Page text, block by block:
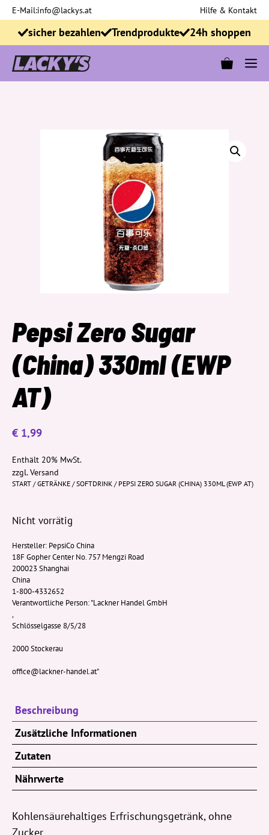
Zum
Inhalt
springen
E-Mail:info@lackys.at Hilfe & Kontakt
sicher bezahlen Trendprodukte 24h shoppen
Pepsi Zero Sugar
(China) 330ml (EWP
AT)
€ 1,99
Enthält 20% MwSt.
zzgl.Versand
START /GETRÄNKE /SOFTDRINK / PEPSI ZERO SUGAR (CHINA) 330ML (EWP AT)
Nicht vorrätig
Hersteller: PepsiCo China
18F Gopher Center No. 757 Mengzi Road
200023 Shanghai
China
1-800-4332652
Verantwortliche Person:"Lackner Handel GmbH
,
Schlösselgasse 8/5/28
2000 Stockerau
office@lackner-handel.at"
Beschreibung
Zusätzliche Informationen
Zutaten
Nährwerte
Kohlensäurehaltiges Erfrischungsgetränk, ohne